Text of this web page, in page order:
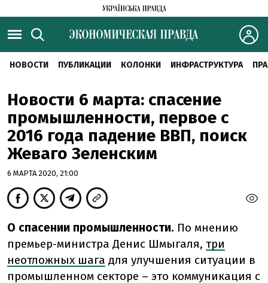
НОВОСТИ ПУБЛИКАЦИИ КОЛОНКИ ИНФРАСТРУКТУРА
Новости 6 марта: спасение
промышленности, первое с
2016 года падение ВВП, поиск
Жеваго Зеленским
6 МАРТА 2020, 21:00
О спасении промышленности. По мнению
премьер-министра Денис Шмыгаля, три
неотложных шага для улучшения ситуации в
промышленном секторе – это коммуникация с